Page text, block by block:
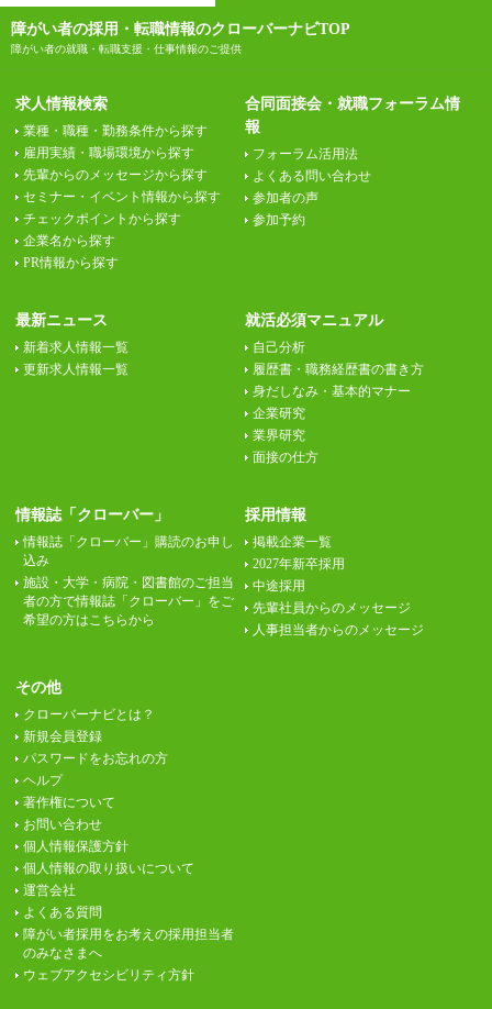
障がい者の採用・転職情報のクローバーナビTOP
障がい者の就職・転職支援・仕事情報のご提供
求人情報検索
業種・職種・勤務条件から探す
雇用実績・職場環境から探す
先輩からのメッセージから探す
セミナー・イベント情報から探す
チェックポイントから探す
企業名から探す
PR情報から探す
合同面接会・就職フォーラム情
報
フォーラム活用法
よくある問い合わせ
参加者の声
参加予約
最新ニュース
新着求人情報一覧
更新求人情報一覧
就活必須マニュアル
自己分析
履歴書・職務経歴書の書き方
身だしなみ・基本的マナー
企業研究
業界研究
面接の仕方
情報誌「クローバー」
情報誌「クローバー」購読のお申し
込み
施設・大学・病院・図書館のご担当
者の方で情報誌「クローバー」をご
希望の方はこちらから
採用情報
掲載企業一覧
2027年新卒採用
中途採用
先輩社員からのメッセージ
人事担当者からのメッセージ
その他
クローバーナビとは？
新規会員登録
パスワードをお忘れの方
ヘルプ
著作権について
お問い合わせ
個人情報保護方針
個人情報の取り扱いについて
運営会社
よくある質問
障がい者採用をお考えの採用担当者
のみなさまへ
ウェブアクセシビリティ方針